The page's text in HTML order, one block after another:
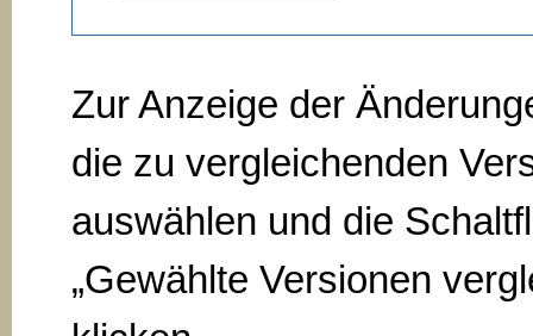
Zur Anzeige der
die zu vergleichenden
auswählen und die
„Gewählte Versionen